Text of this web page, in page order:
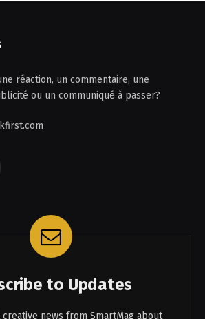
réaction, un commentaire, une
ou un communiqué à passer?
to Updates
news from SmartMag about